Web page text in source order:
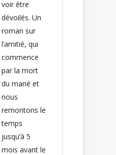
voir être
dévoilés. Un
roman sur
l’amitié, qui
commence
par la mort
du marié et
nous
remontons le
temps
jusqu’à 5
mois avant le